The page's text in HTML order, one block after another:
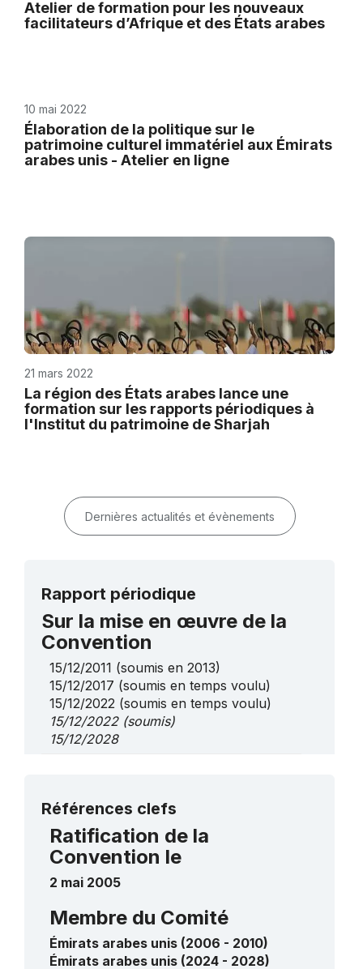
Atelier de formation pour les nouveaux
facilitateurs d’Afrique et des États arabes
10 mai 2022
Élaboration de la politique sur le
patrimoine culturel immatériel aux Émirats
arabes unis - Atelier en ligne
21 mars 2022
La région des États arabes lance une
formation sur les rapports périodiques à
l'Institut du patrimoine de Sharjah
Dernières actualités et évènements
Rapport périodique
Sur la mise en œuvre de la
Convention
15/12/2011 (soumis en 2013)
15/12/2017 (soumis en temps voulu)
15/12/2022 (soumis en temps voulu)
15/12/2022(soumis)
15/12/2028
L’Al 'azi, art de la poésie, symbole de
louange, de fierté et de force d’âme
2017
____
Références clefs
Ratification de la
Convention le
2 mai 2005
Membre du Comité
Émirats arabes unis (2006 - 2010)
Émirats arabes unis (2024 - 2028)